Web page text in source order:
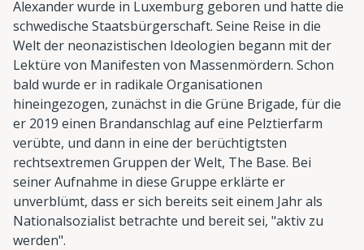
Alexander wurde in Luxemburg geboren und hatte die
schwedische Staatsbürgerschaft. Seine Reise in die
Welt der neonazistischen Ideologien begann mit der
Lektüre von Manifesten von Massenmördern. Schon
bald wurde er in radikale Organisationen
hineingezogen, zunächst in die Grüne Brigade, für die
er 2019 einen Brandanschlag auf eine Pelztierfarm
verübte, und dann in eine der berüchtigtsten
rechtsextremen Gruppen der Welt, The Base. Bei
seiner Aufnahme in diese Gruppe erklärte er
unverblümt, dass er sich bereits seit einem Jahr als
Nationalsozialist betrachte und bereit sei, "aktiv zu
werden".